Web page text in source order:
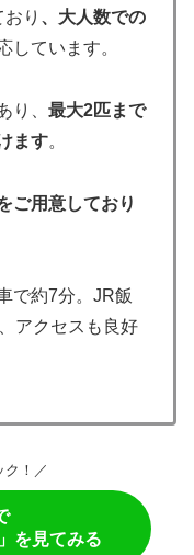
り 、大人数での
しています。
り、 最大2匹まで
ます。
ご用意しており
で約7分。JR飯
アクセスも良好
ク！／
を見てみる